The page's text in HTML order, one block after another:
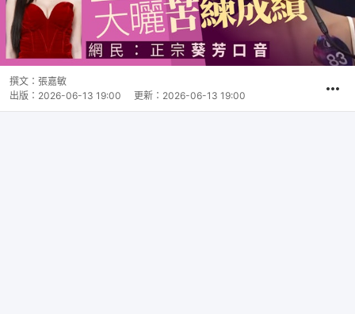
撰文： 張嘉敏
出版： 2026-06-13 19:00 更新： 2026-06-13 19:00